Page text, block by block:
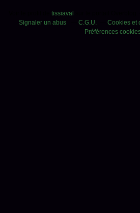
tissiaval
Signaler un abus
C.G.U.
Cookies et
Préférences